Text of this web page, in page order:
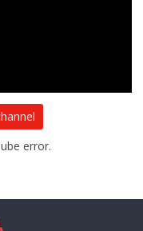
error.